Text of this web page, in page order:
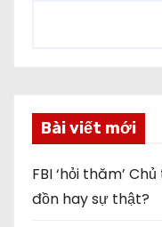
Bài viết mới
FBI ‘hỏi thăm’
đồn hay sự thật?